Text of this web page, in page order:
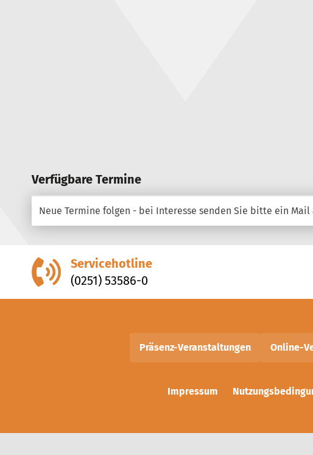
Verfügbare Termine
Neue Termine folgen - bei Interesse senden Sie bitte ein Mail
Servicehotline
(0251) 53586-0
Präsenz-Veranstaltungen Online-
Impressum